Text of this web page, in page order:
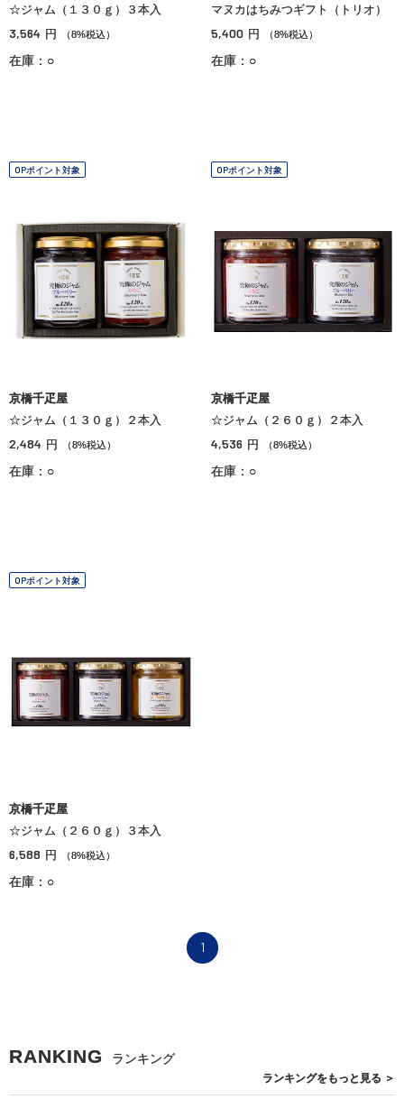
☆ジャム（１３０ｇ）３本入
3,564 円 （8%税込）
在庫：○
マヌカはちみつギフト（トリオ）
5,400 円 （8%税込）
在庫：○
OPポイント対象
京橋千疋屋
☆ジャム（１３０ｇ）２本入
2,484 円 （8%税込）
在庫：○
OPポイント対象
京橋千疋屋
☆ジャム（２６０ｇ）２本入
4,536 円 （8%税込）
在庫：○
OPポイント対象
京橋千疋屋
☆ジャム（２６０ｇ）３本入
6,588 円 （8%税込）
在庫：○
1
RANKING ランキング
ランキングをもっと見る ＞